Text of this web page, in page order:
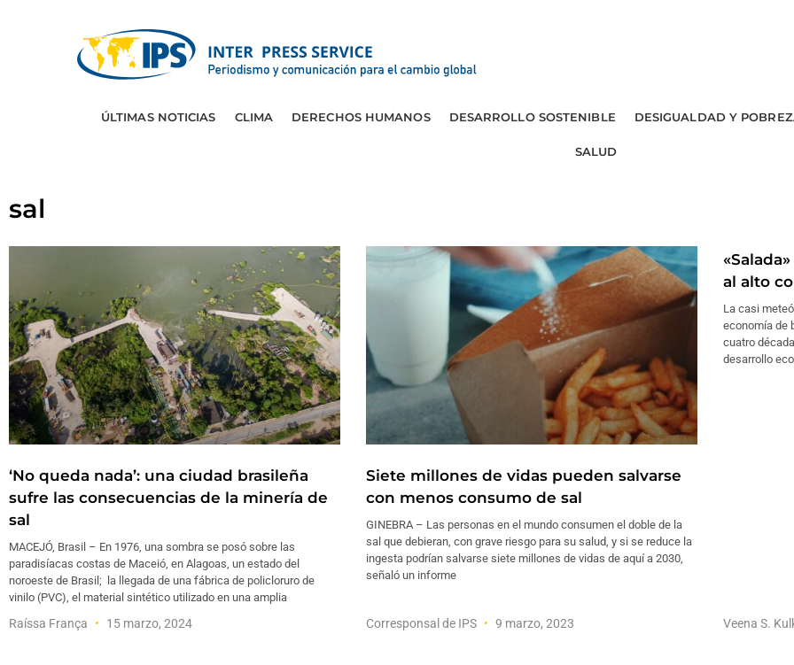
ÚLTIMAS NOTICIAS CLIMA DERECHOS HUMANOS DESARROLLO SOSTENIBLE DESIGUALDAD Y
SALUD
sal
‘No queda nada’: una ciudad brasileña
sufre las consecuencias de la minería de
sal
MACEJÓ, Brasil – En 1976, una sombra se posó sobre las
paradisíacas costas de Maceió, en Alagoas, un estado del
noroeste de Brasil; la llegada de una fábrica de policloruro de
vinilo (PVC), el material sintético utilizado en una amplia
Raíssa França 15 marzo, 2024
Siete millones de vidas pueden salvarse
con menos consumo de sal
GINEBRA – Las personas en el mundo consumen el doble de la
sal que debieran, con grave riesgo para su salud, y si se reduce la
ingesta podrían salvarse siete millones de vidas de aquí a 2030,
señaló un informe
Corresponsal de IPS 9 marzo, 2023
al alto
La casi
economía de
cuatro
desarrollo
Veena S.